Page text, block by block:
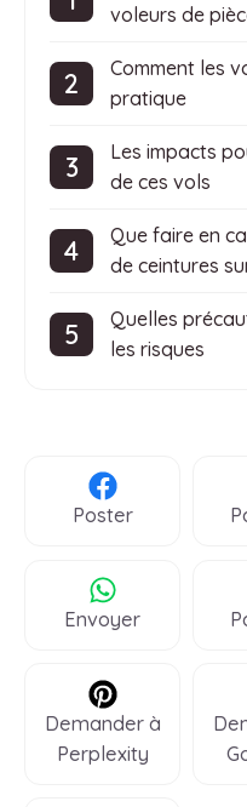
voleurs de
Comment les
pratique
Les impacts
de ces vols
Que faire en
de ceintures
Quelles
les risques
Poster
Envoyer
Demander à
Perplexity